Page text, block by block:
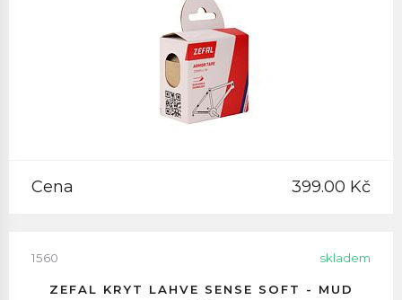
Cena 399.00 Kč
1560 skladem
ZEFAL KRYT LAHVE SENSE SOFT - MUD